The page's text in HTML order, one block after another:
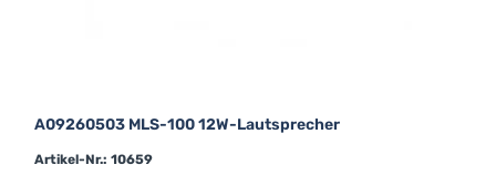
A09260503 MLS-100 12W-Lautsprecher
Artikel-Nr.: 10659